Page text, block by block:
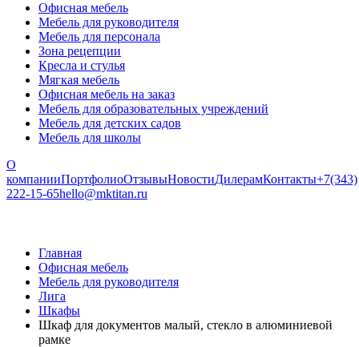
Офисная мебель
Мебель для руководителя
Мебель для персонала
Зона рецепции
Кресла и стулья
Мягкая мебель
Офисная мебель на заказ
Мебель для образовательных учреждений
Мебель для детских садов
Мебель для школы
О
компанииПортфолиоОтзывыНовостиДилерамКонтакты+7(343)
222-15-65hello@mktitan.ru
Главная
Офисная мебель
Мебель для руководителя
Лига
Шкафы
Шкаф для документов малый, стекло в алюминиевой
рамке